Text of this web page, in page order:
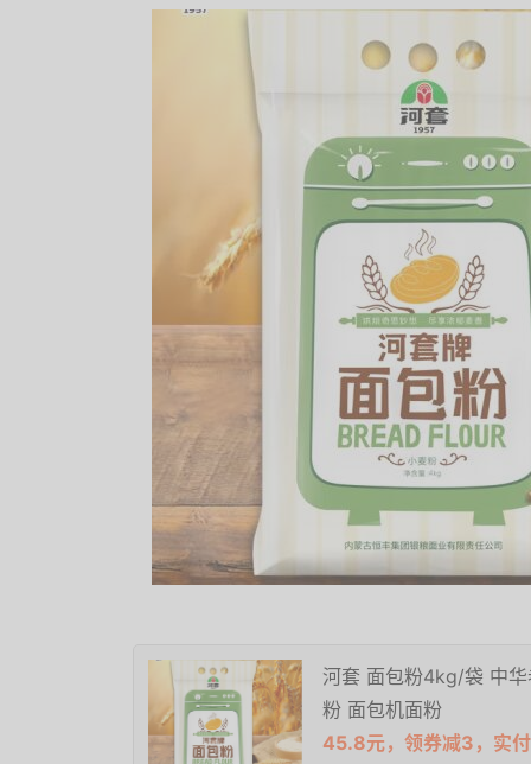
河套 面包粉4kg/袋 中
粉 面包机面粉
45.8元，领券减3，实